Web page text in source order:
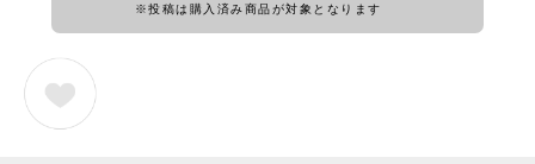
※投稿は購入済み商品が対象となります